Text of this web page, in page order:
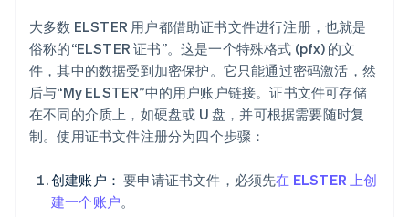
大多数 ELSTER 用户都借助证书文件进行注册，也就是
俗称的“ELSTER 证书”。这是一个特殊格式 (pfx) 的文
件，其中的数据受到加密保护。它只能通过密码激活，然
后与“My ELSTER”中的用户账户链接。证书文件可存储
在不同的介质上，如硬盘或 U 盘，并可根据需要随时复
制。使用证书文件注册分为四个步骤：
创建账户： 要申请证书文件，必须先在 ELSTER 上创
建一个账户。